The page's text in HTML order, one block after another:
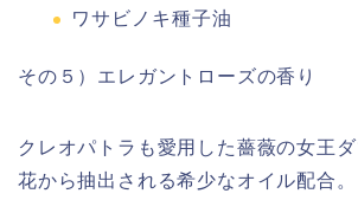
ワサビノキ種子油
その５）エレガントローズの香り
クレオパトラも愛用した薔薇の女王
花から抽出される希少なオイル配合。